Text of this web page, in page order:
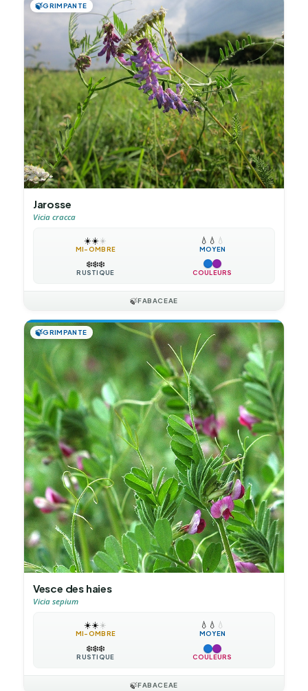
🍃GRIMPANTE
Jarosse
Vicia cracca
☀️☀️☀️
MI-OMBRE
💧 💧 💧
MOYEN
❄️❄️❄️
RUSTIQUE COULEURS
🍃FABACEAE
🍃GRIMPANTE
Vesce des haies
Vicia sepium
☀️☀️☀️
MI-OMBRE
💧 💧 💧
MOYEN
❄️❄️❄️
RUSTIQUE COULEURS
🍃FABACEAE